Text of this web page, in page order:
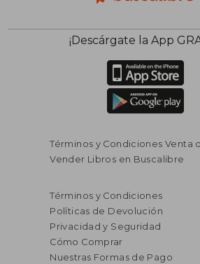
¡Descárgate la App
Términos y Condiciones Venta
Vender Libros en Buscalibre
Términos y Condiciones
Políticas de Devolución
Privacidad y Seguridad
Cómo Comprar
Nuestras Formas de Pago